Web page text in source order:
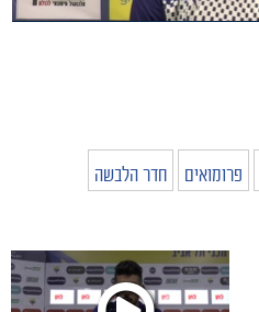
פרומואים
חדר הלבשה